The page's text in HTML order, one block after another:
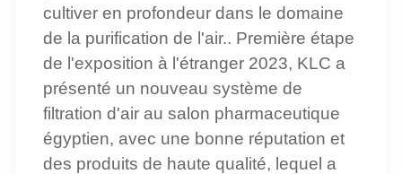
cultiver en profondeur dans le domaine
de la purification de l'air.. Première étape
de l'exposition à l'étranger 2023, KLC a
présenté un nouveau système de
filtration d'air au salon pharmaceutique
égyptien, avec une bonne réputation et
des produits de haute qualité, lequel a